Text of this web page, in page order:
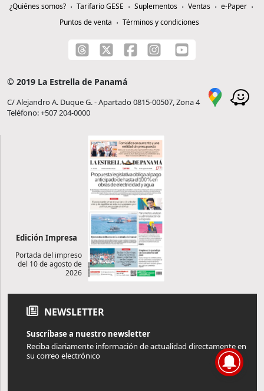
¿Quiénes somos? Tarifario GESE Suplementos Ventas
e-Paper
Puntos de venta
Términos y condiciones
© 2019 La Estrella de Panamá
C/ Alejandro A. Duque G. - Apartado 0815-00507, Zona 4
Teléfono: +507 204-0000
Edición Impresa
Portada del impreso
del 10 de agosto de
2026
NEWSLETTER
Suscríbase a nuestro newsletter
Reciba diariamente información de actualidad directamente en
su correo electrónico